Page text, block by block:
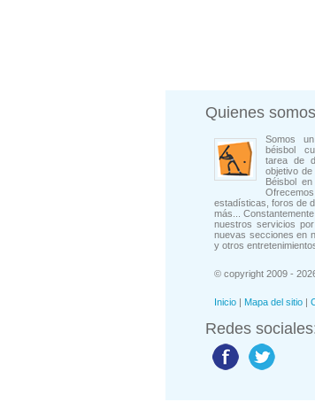
Quienes somos
Somos
béisbol
tarea de
objetivo
Béisbol
estadísticas, foros de
más...
nuestros servicios
nuevas secciones en
y otros
© copyright 2009 -
Inicio | Mapa del sitio |
Redes